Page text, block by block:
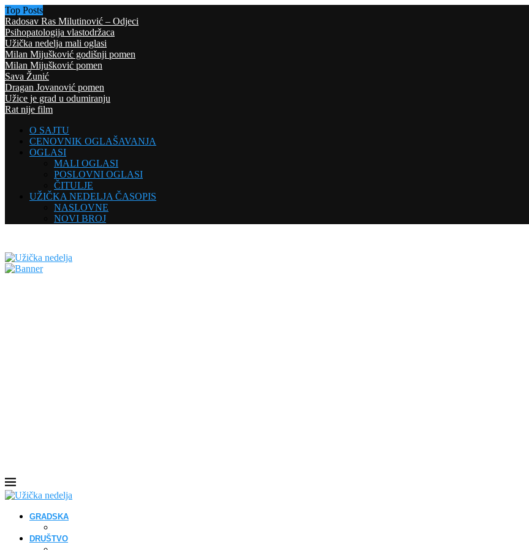
Top Posts
Radosav Ras Milutinović – Odjeci
Psihopatologija vlastodržaca
Užička nedelja mali oglasi
Milan Mijušković godišnji pomen
Milan Mijušković pomen
Sava Žunić
Dragan Jovanović pomen
Užice je grad u odumiranju
Rat nije film
O SAJTU
CENOVNIK OGLAŠAVANJA
OGLASI
MALI OGLASI
POSLOVNI OGLASI
ČITULJE
UŽIČKA NEDELJA ČASOPIS
NASLOVNE
NOVI BROJ
GRADSKA
DRUŠTVO